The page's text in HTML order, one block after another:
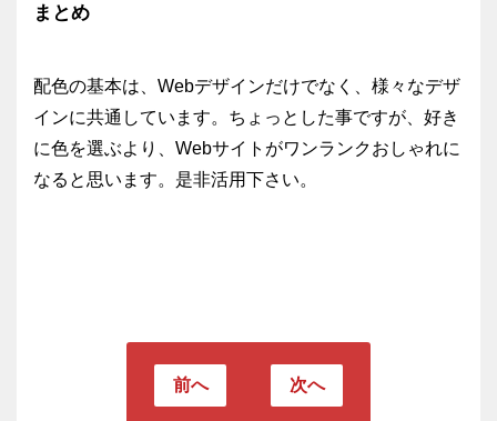
まとめ
配色の基本は、Webデザインだけでなく、様々なデザ
インに共通しています。ちょっとした事ですが、好き
に色を選ぶより、Webサイトがワンランクおしゃれに
なると思います。是非活用下さい。
前へ 次へ